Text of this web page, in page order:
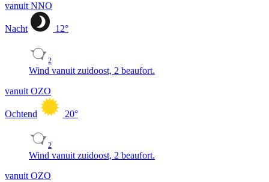
vanuit NNO
Nacht 12°
2
Wind vanuit zuidoost, 2 beaufort.
vanuit OZO
Ochtend 20°
2
Wind vanuit zuidoost, 2 beaufort.
vanuit OZO